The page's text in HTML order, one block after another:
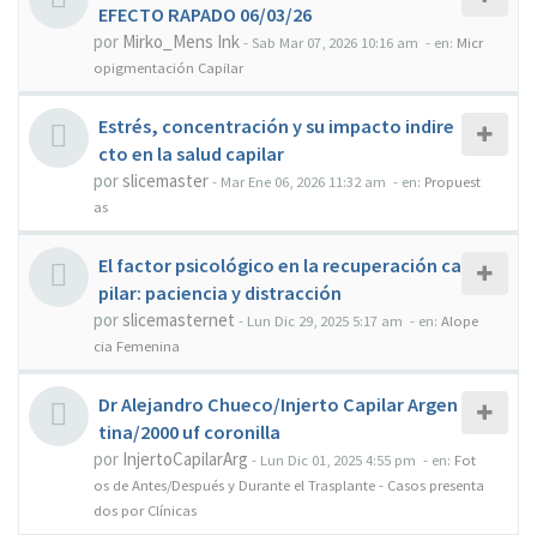
EFECTO RAPADO 06/03/26
por Mirko_Mens Ink- Sab Mar 07, 2026 10:16 am - en: Micr
opigmentación Capilar
Estrés, concentración y su impacto indire
cto en la salud capilar
porslicemaster- Mar Ene 06, 2026 11:32 am - en: Propuest
as
El factor psicológico en la recuperación ca
pilar: paciencia y distracción
porslicemasternet - Lun Dic 29, 2025 5:17 am - en: Alope
cia Femenina
Dr Alejandro Chueco/Injerto Capilar Argen
tina/2000 uf coronilla
por InjertoCapilarArg - Lun Dic 01, 2025 4:55 pm - en: Fot
os de Antes/Después y Durante el Trasplante - Casos presenta
dos por Clínicas